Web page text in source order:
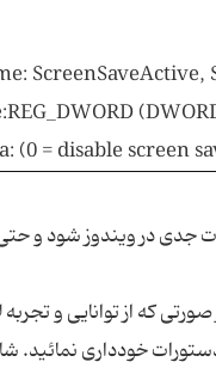
ScreenSaveActive,
REG_DWORD
(0 = disable screen
در ویندوز شود و
که از توانایی و
دستورات خودداری